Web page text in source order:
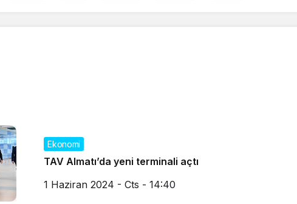
Ekonomi
TAV Almatı’da yeni terminali açtı
1 Haziran 2024 - Cts - 14:40